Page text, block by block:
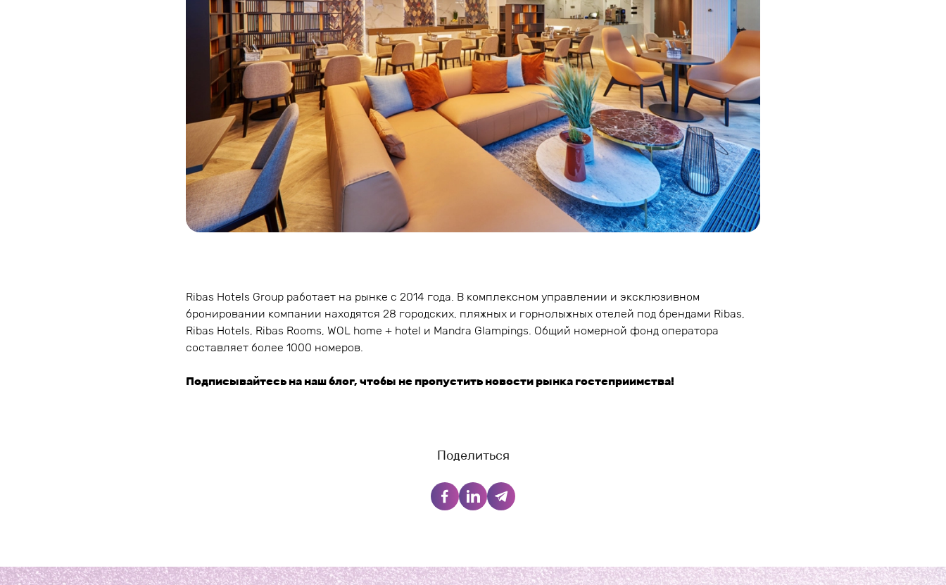
Ribas Hotels Group работает на рынке с 2014 года. В комплексном управлении и эксклюзивном
бронировании компании находятся 28 городских, пляжных и горнолыжных отелей под брендами Ribas,
Ribas Hotels, Ribas Rooms, WOL home + hotel и Mandra Glampings. Общий номерной фонд оператора
составляет более 1000 номеров.
Подписывайтесь на наш блог, чтобы не пропустить новости рынка гостеприимства!
Поделиться